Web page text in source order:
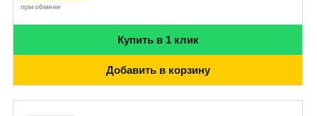
при обмене
Купить в 1 клик
Добавить в корзину